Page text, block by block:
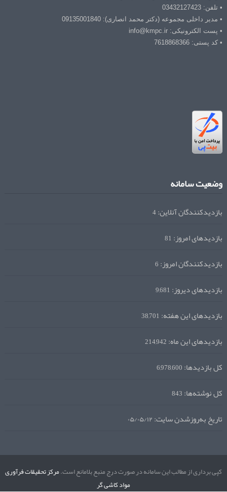
• تلفن: 03432127423
• مدیر داخلی مجموعه (دکتر محمد انصاری): 09135001840
• پست الکترونیکی: info@kmpc.ir
• کد پستی: 7618868366
وضعیت سامانه
بازدیدکنندگان آنلاین:4
بازدیدهای امروز:81
بازدیدکنندگان امروز:6
بازدیدهای دیروز:9,681
بازدیدهای این هفته:38,701
بازدیدهای این ماه:214,942
کل بازدیدها:6,978,600
کل نوشته‌ها:843
تاریخ به‌روزشدن سایت:۰۵/۰۵/۱۲
کپی برداری از مطالب این سامانه در صورت درج منبع بلامانع است.مرکز تحقیقات فرآوری
مواد کاشی گر